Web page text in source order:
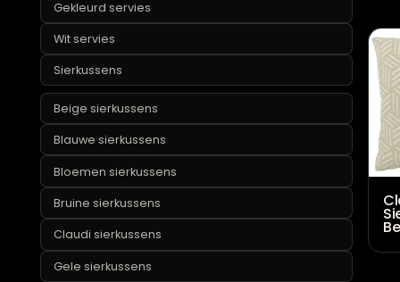
Roze vazen
Rotan woonaccessoires
Roze woonaccessoires
Scandinavische woonaccessoires
Schalen & dienbladen
Servies
Gekleurd servies
Wit servies